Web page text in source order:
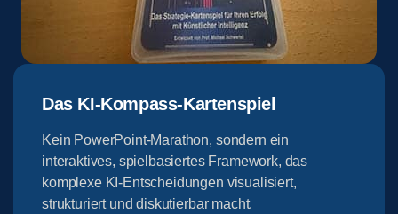
Das KI-Kompass-Kartenspiel
Kein PowerPoint-Marathon, sondern ein
interaktives, spielbasiertes Framework, das
komplexe KI-Entscheidungen visualisiert,
strukturiert und diskutierbar macht.